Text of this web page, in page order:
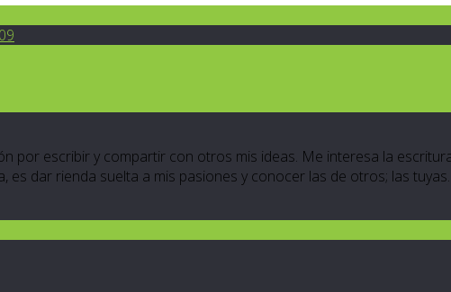
por escribir y compartir con otros mis ideas. Me interesa la
es dar rienda suelta a mis pasiones y conocer las de otros; las tuyas.